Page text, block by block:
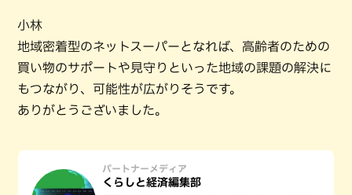
小林
地域密着型のネットスーパーとなれば、高齢者のための
買い物のサポートや見守りといった地域の課題の解決に
もつながり、可能性が広がりそうです。
ありがとうございました。
パートナーメディア
くらしと経済編集部